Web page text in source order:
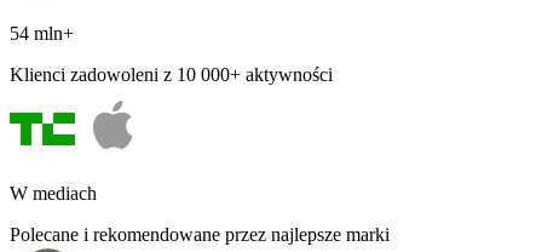
54 mln+
Klienci zadowoleni z 10 000+ aktywności
W mediach
Polecane i rekomendowane przez najlepsze marki